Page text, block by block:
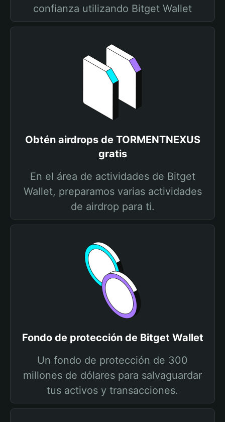
confianza utilizando Bitget Wallet
Obtén airdrops de TORMENTNEXUS
gratis
En el área de actividades de Bitget
Wallet, preparamos varias actividades
de airdrop para ti.
Fondo de protección de Bitget Wallet
Un fondo de protección de 300
millones de dólares para salvaguardar
tus activos y transacciones.